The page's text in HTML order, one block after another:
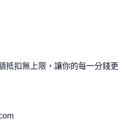
抵扣無上限，讓你的每一分錢更